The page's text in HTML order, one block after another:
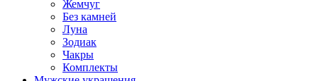
Жемчуг
Без камней
Луна
Зодиак
Чакры
Комплекты